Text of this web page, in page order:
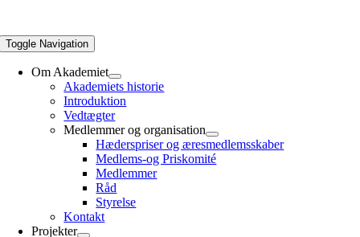
Toggle Navigation
Om Akademiet
Akademiets historie
Introduktion
Vedtægter
Medlemmer og organisation
Hæderspriser og æresmedlemsskaber
Medlems-og Priskomité
Medlemmer
Råd
Styrelse
Kontakt
Projekter